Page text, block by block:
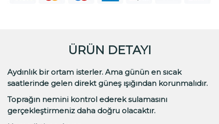
ÜRÜN DETAYI
Aydınlık bir ortam isterler. Ama günün en sıcak
saatlerinde gelen direkt güneş ışığından korunmalıdır.
Toprağın nemini kontrol ederek sulamasını
gerçekleştirmeniz daha doğru olacaktır.